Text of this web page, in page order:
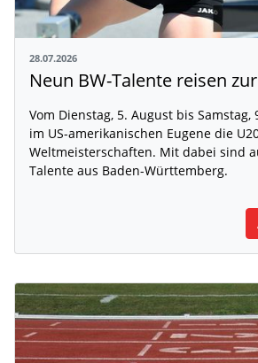
28.07.2026
Vom Dienstag, 5. August bis Samstag,
im US-amerikanischen Eugene die
Weltmeisterschaften. Mit dabei sind
Talente aus Baden-Württemberg.